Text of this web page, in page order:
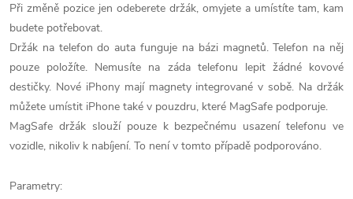
Při změně pozice jen odeberete držák, omyjete a umístíte tam, kam
budete potřebovat.
Držák na telefon do auta funguje na bázi magnetů. Telefon na něj
pouze položíte. Nemusíte na záda telefonu lepit žádné kovové
destičky. Nové iPhony mají magnety integrované v sobě. Na držák
můžete umístit iPhone také v pouzdru, které MagSafe podporuje.
MagSafe držák slouží pouze k bezpečnému usazení telefonu ve
vozidle, nikoliv k nabíjení. To není v tomto případě podporováno.
Parametry: